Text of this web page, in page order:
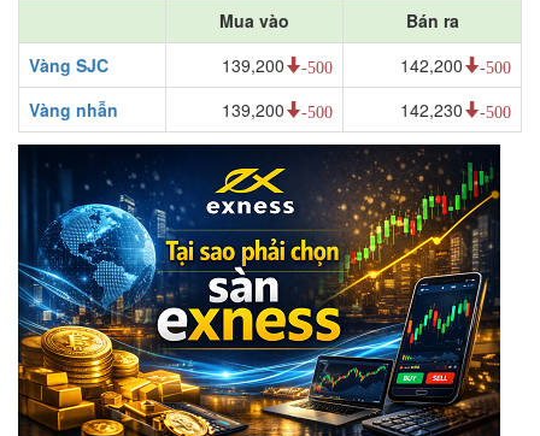
Mua vào
Bán ra
Vàng SJC
139,200 -500 142,200 -500
Vàng nhẫn 139,200 -500 142,230 -500